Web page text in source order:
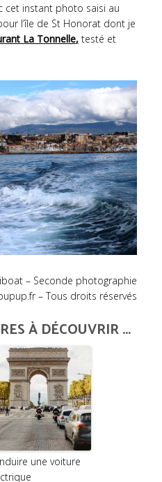
cet instant photo saisi au
l’île de St Honorat dont je
La Tonnelle, testé et
– Seconde photographie
– Tous droits réservés
À DÉCOUVRIR ...
une voiture